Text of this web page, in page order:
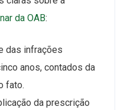
da OAB:
das infrações
anos, contados da
fato.
da prescrição